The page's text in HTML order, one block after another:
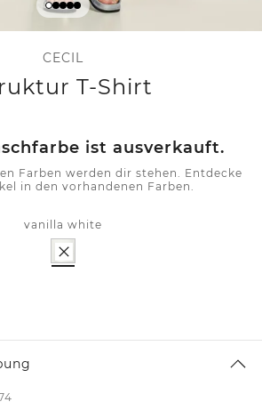
CECIL
T-Shirt
ist ausverkauft.
Farben werden dir stehen. Entdecke
in den vorhandenen Farben.
vanilla white